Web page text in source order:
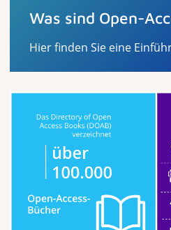
Was sind Open-
Hier finden Sie eine